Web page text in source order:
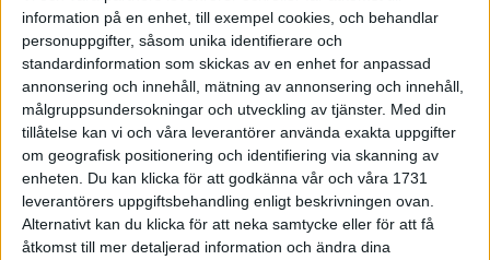
information på en enhet, till exempel cookies, och behandlar
personuppgifter, såsom unika identifierare och
standardinformation som skickas av en enhet for anpassad
annonsering och innehåll, mätning av annonsering och innehåll,
målgruppsundersokningar och utveckling av tjänster. Med din
tillåtelse kan vi och våra leverantörer använda exakta uppgifter
om geografisk positionering och identifiering via skanning av
enheten. Du kan klicka för att godkänna vår och våra 1731
leverantörers uppgiftsbehandling enligt beskrivningen ovan.
Alternativt kan du klicka för att neka samtycke eller för att få
åtkomst till mer detaljerad information och ändra dina
Norrlänningar firade semester i
Strängnäs
28 jun 1998
Maratonlöparna bäst i Trosa
I år fick Andervang kransen
27 jun 1998